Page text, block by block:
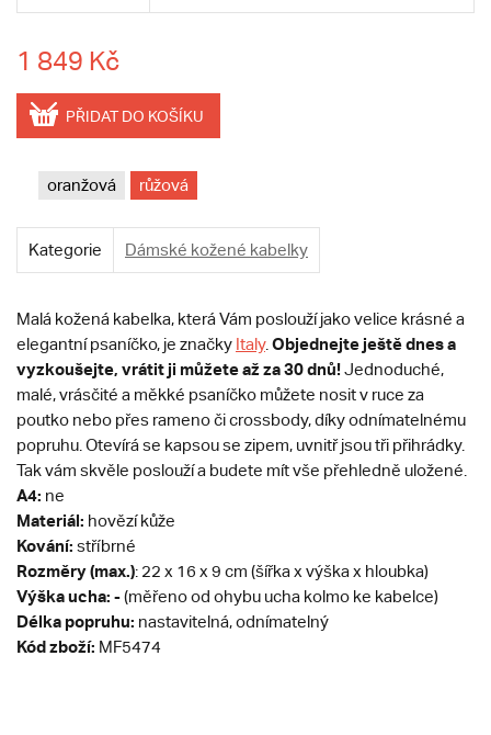
1 849 Kč
PŘIDAT DO KOŠÍKU
oranžová růžová
Kategorie Dámské kožené kabelky
Malá kožená kabelka, která Vám poslouží jako velice krásné a
elegantní psaníčko, je značky Italy. Objednejte ještě dnes a
vyzkoušejte, vrátit ji můžete až za 30 dnů!Jednoduché,
malé, vrásčité a měkké psaníčko můžete nosit v ruce za
poutko nebo přes rameno či crossbody, díky odnímatelnému
popruhu. Otevírá se kapsou se zipem, uvnitř jsou tři přihrádky.
Tak vám skvěle poslouží a budete mít vše přehledně uložené.
A4: ne
Materiál: hovězí kůže
Kování: stříbrné
Rozměry (max.): 22 x 16 x 9 cm (šířka x výška x hloubka)
Výška ucha: -(měřeno od ohybu ucha kolmo ke kabelce)
Délka popruhu: nastavitelná, odnímatelný
Kód zboží: MF5474